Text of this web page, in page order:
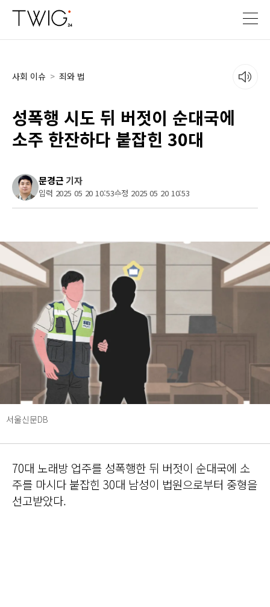
사회 이슈 > 죄와 법
성폭행 시도 뒤 버젓이 순대국에
소주 한잔하다 붙잡힌 30대
문경근기자
입력 2025 05 20 10:53수정 2025 05 20 10:53
서울신문DB
70대 노래방 업주를 성폭행한 뒤 버젓이 순대국에 소
주를 마시다 붙잡힌 30대 남성이 법원으로부터 중형을
선고받았다.